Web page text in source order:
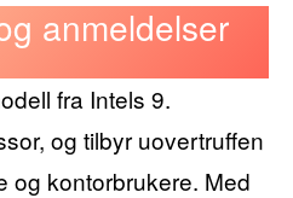
anmeldelser
fra Intels 9.
og tilbyr uovertruffen
og kontorbrukere. Med